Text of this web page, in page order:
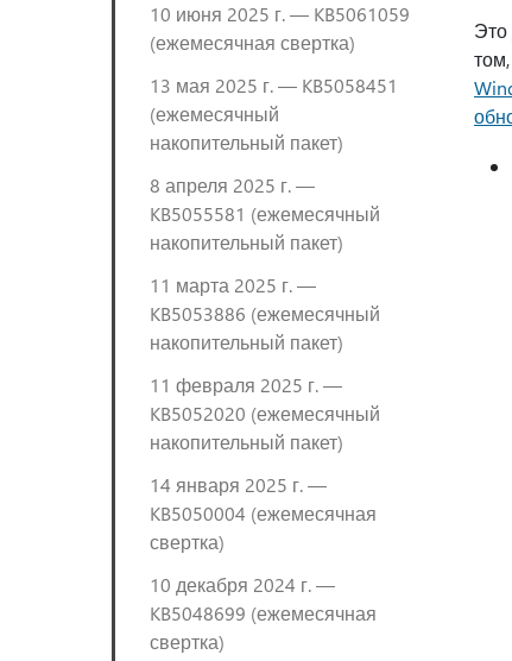
10 июня 2025 г. — KB5061059
(ежемесячная свертка)
13 мая 2025 г. — KB5058451
(ежемесячный
накопительный пакет)
8 апреля 2025 г. —
KB5055581 (ежемесячный
накопительный пакет)
11 марта 2025 г. —
KB5053886 (ежемесячный
накопительный пакет)
11 февраля 2025 г. —
KB5052020 (ежемесячный
накопительный пакет)
14 января 2025 г. —
KB5050004 (ежемесячная
свертка)
10 декабря 2024 г. —
KB5048699 (ежемесячная
свертка)
Это